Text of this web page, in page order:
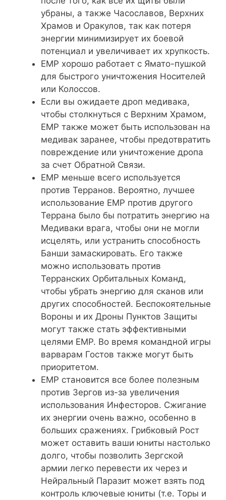
убраны, а также Часославов, Верхних
Храмов и Оракулов, так как потеря
энергии минимизирует их боевой
потенциал и увеличивает их хрупкость.
EMP хорошо работает с Ямато-пушкой
для быстрого уничтожения Носителей
или Колоссов.
Если вы ожидаете дроп медивака,
чтобы столкнуться с Верхним Храмом,
EMP также может быть использован на
медивак заранее, чтобы предотвратить
повреждение или уничтожение дропа
за счет Обратной Связи.
EMP меньше всего используется
против Терранов. Вероятно, лучшее
использование EMP против другого
Террана было бы потратить энергию на
Медиваки врага, чтобы они не могли
исцелять, или устранить способность
Банши замаскировать. Его также
можно использовать против
Терранских Орбитальных Команд,
чтобы убрать энергию для сканов или
других способностей. Беспокоятельные
Вороны и их Дроны Пунктов Защиты
могут также стать эффективными
целями EMP. Во время командной игры
варварам Гостов также могут быть
приоритетом.
EMP становится все более полезным
против Зергов из-за увеличения
использования Инфесторов. Сжигание
их энергии очень важно, особенно в
больших сражениях. Грибковый Рост
может оставить ваши юниты настолько
долго, чтобы позволить Зергской
армии легко перевести их через и
Нейральный Паразит может взять под
контроль ключевые юниты (т.е. Торы и